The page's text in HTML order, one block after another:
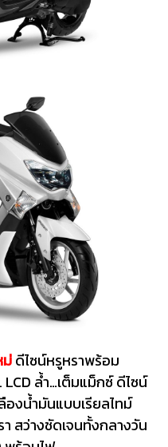
ม่ดีไซน์หรูหราพร้อม
ล้ำ…เต็มแม็กซ์ ดีไซน์
งน้ำมันแบบเรียลไทม์
สว่างชัดเจนทั้งกลางวัน